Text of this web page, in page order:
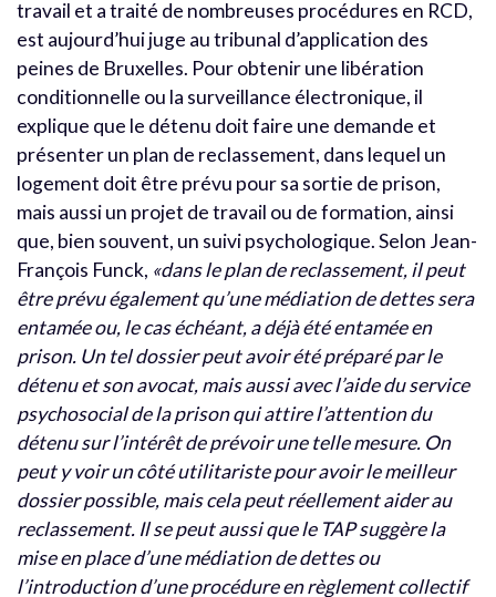
travail et a traité de nombreuses procédures en RCD,
est aujourd’hui juge au tribunal d’application des
peines de Bruxelles. Pour obtenir une libération
conditionnelle ou la surveillance électronique, il
explique que le détenu doit faire une demande et
présenter un plan de reclassement, dans lequel un
logement doit être prévu pour sa sortie de prison,
mais aussi un projet de travail ou de formation, ainsi
que, bien souvent, un suivi psychologique. Selon Jean-
François Funck, «dans le plan de reclassement, il peut
être prévu également qu’une médiation de dettes sera
entamée ou, le cas échéant, a déjà été entamée en
prison. Un tel dossier peut avoir été préparé par le
détenu et son avocat, mais aussi avec l’aide du service
psychosocial de la prison qui attire l’attention du
détenu sur l’intérêt de prévoir une telle mesure. On
peut y voir un côté utilitariste pour avoir le meilleur
dossier possible, mais cela peut réellement aider au
reclassement. Il se peut aussi que le TAP suggère la
mise en place d’une médiation de dettes ou
l’introduction d’une procédure en règlement collectif